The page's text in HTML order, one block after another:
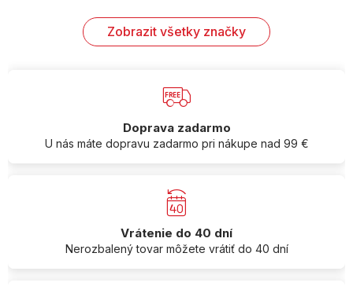
Zobrazit všetky značky
Doprava zadarmo
U nás máte dopravu zadarmo pri nákupe nad 99 €
Vrátenie do 40 dní
Nerozbalený tovar môžete vrátiť do 40 dní